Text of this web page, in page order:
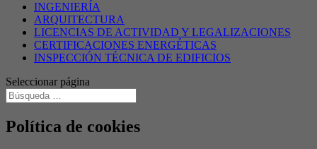
INGENIERÍA
ARQUITECTURA
LICENCIAS DE ACTIVIDAD Y LEGALIZACIONES
CERTIFICACIONES ENERGÉTICAS
INSPECCIÓN TÉCNICA DE EDIFICIOS
Seleccionar página
Política de cookies